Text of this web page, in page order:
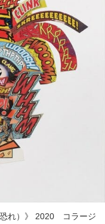
れ）》 2020 コラージ